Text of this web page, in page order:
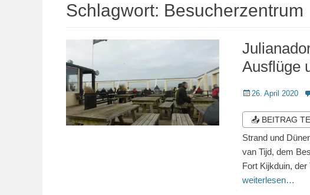
Schlagwort: Besucherzentrum
Ausflüge
Veröffentlicht
26. April 2020
📤 BEITRAG
Strand und
van Tijd, dem
Fort Kijkduin,
weiterlesen…